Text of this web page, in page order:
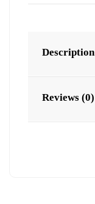
Description
Reviews (0)